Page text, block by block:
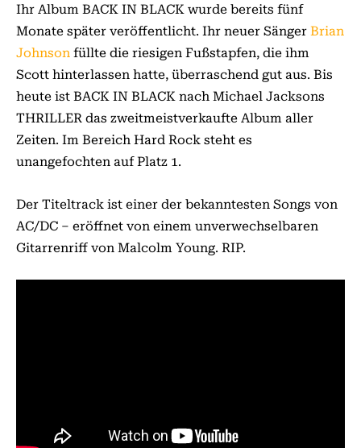
Ihr Album BACK IN BLACK wurde bereits fünf
Monate später veröffentlicht. Ihr neuer Sänger Brian
Johnson füllte die riesigen Fußstapfen, die ihm
Scott hinterlassen hatte, überraschend gut aus. Bis
heute ist BACK IN BLACK nach Michael Jacksons
THRILLER das zweitmeistverkaufte Album aller
Zeiten. Im Bereich Hard Rock steht es
unangefochten auf Platz 1.
Der Titeltrack ist einer der bekanntesten Songs von
AC/DC – eröffnet von einem unverwechselbaren
Gitarrenriff von Malcolm Young. RIP.